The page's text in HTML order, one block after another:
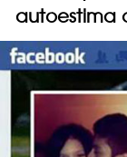
autoestima